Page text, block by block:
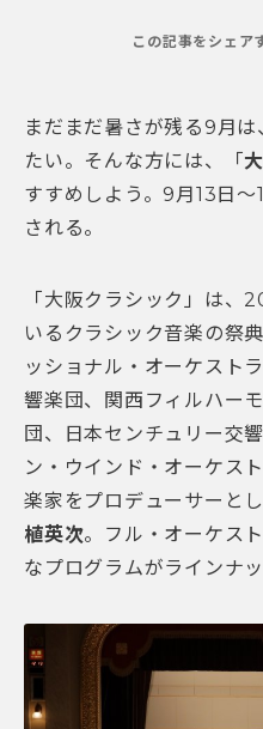
この記事をシェア
まだまだ暑さが残る9月
たい。そんな方には、「
すすめしよう。9月13日
される。
「大阪クラシック」は、
いるクラシック音楽の祭
ッショナル・オーケスト
響楽団、関西フィルハー
団、日本センチュリー交
ン・ウインド・オーケス
楽家をプロデューサーと
植英次。フル・オーケス
なプログラムがラインナ